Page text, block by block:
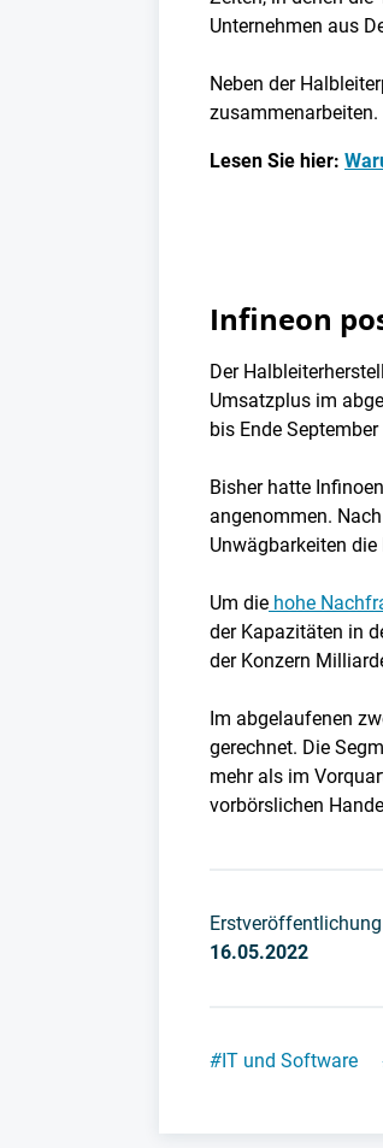
Unternehmen aus
Neben der
zusammenarbeiten.
Lesen Sie hier:
Infineon
Der
Umsatzplus im
bis Ende
Bisher hatte
angenommen.
Unwägbarkeiten
Um die hohe
der Kapazitäten in
der Konzern
Im abgelaufenen
gerechnet. Die
mehr als im
vorbörslichen
Erstveröffentlichung
16.05.2022
# IT und Software